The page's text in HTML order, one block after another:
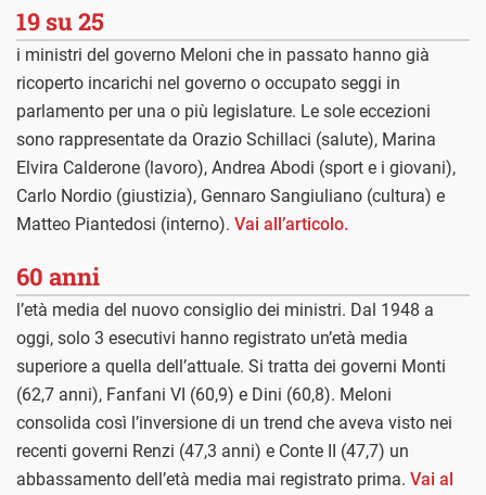
19 su 25
i ministri del governo Meloni che in passato hanno già
ricoperto incarichi nel governo o occupato seggi in
parlamento per una o più legislature. Le sole eccezioni
sono rappresentate da Orazio Schillaci (salute), Marina
Elvira Calderone (lavoro), Andrea Abodi (sport e i giovani),
Carlo Nordio (giustizia), Gennaro Sangiuliano (cultura) e
Matteo Piantedosi (interno). Vai all’articolo.
60 anni
l’età media del nuovo consiglio dei ministri. Dal 1948 a
oggi, solo 3 esecutivi hanno registrato un’età media
superiore a quella dell’attuale. Si tratta dei governi Monti
(62,7 anni), Fanfani VI (60,9) e Dini (60,8). Meloni
consolida così l’inversione di un trend che aveva visto nei
recenti governi Renzi (47,3 anni) e Conte II (47,7) un
abbassamento dell’età media mai registrato prima. Vai al